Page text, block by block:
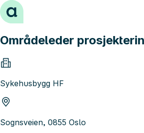
Hopp til innhold
Områdeleder
Sykehusbygg HF
Sognsveien, 0855 Oslo